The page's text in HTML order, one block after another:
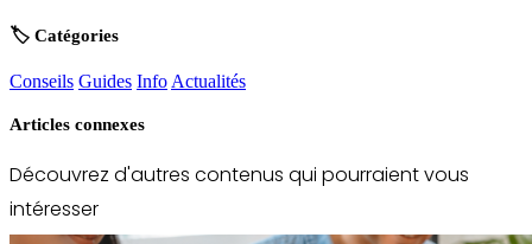
🏷️ Catégories
Conseils Guides Info Actualités
Articles connexes
Découvrez d'autres contenus qui pourraient vous
intéresser